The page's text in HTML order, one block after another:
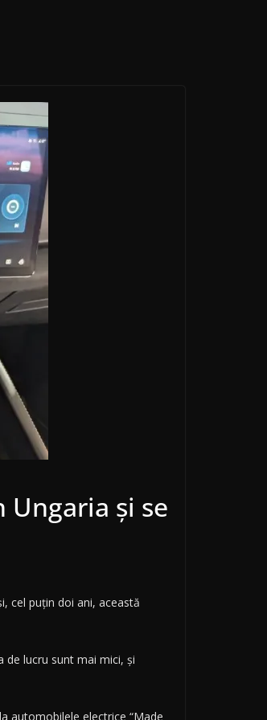
Ungaria și se
cel puţin doi ani, această
de lucru sunt mai mici, şi
automobilele electrice “Made